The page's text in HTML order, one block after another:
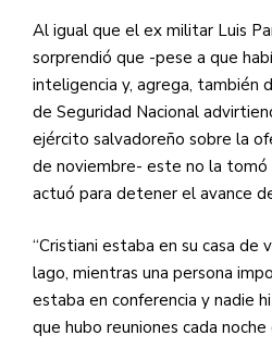
Al igual que el ex militar Luis
sorprendió que -pese a que
inteligencia y, agrega, también
de Seguridad Nacional
ejército salvadoreño sobre la
de noviembre- este no la
actuó para detener el avance
“Cristiani estaba en su casa de
lago, mientras una persona
estaba en conferencia y nadie
que hubo reuniones cada noche